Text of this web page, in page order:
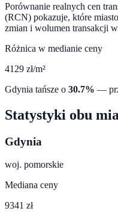
Porównanie realnych cen
(RCN) pokazuje, które
zmian i wolumen transakcji w
Różnica w medianie ceny
4129 zł/m²
Gdynia tańsze o 30.7% —
Statystyki obu
Gdynia
woj. pomorskie
Mediana ceny
9341 zł